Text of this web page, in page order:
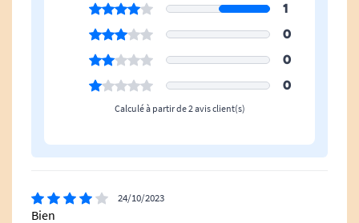
Hauteur Maximale 77 cm
Poids Max. Supporté Sans Matelas 270 kg
1
0
0
0
Calculé à partir de 2 avis client(s)
24/10/2023
Bien